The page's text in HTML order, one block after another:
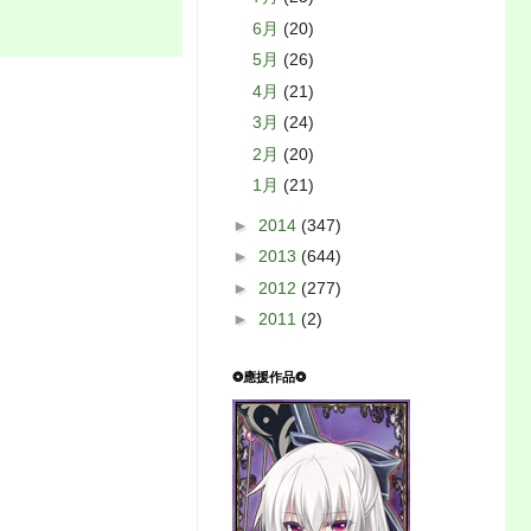
6月 (20)
5月 (26)
4月 (21)
3月 (24)
2月 (20)
1月 (21)
► 2014 (347)
► 2013 (644)
► 2012 (277)
► 2011 (2)
❂應援作品❂